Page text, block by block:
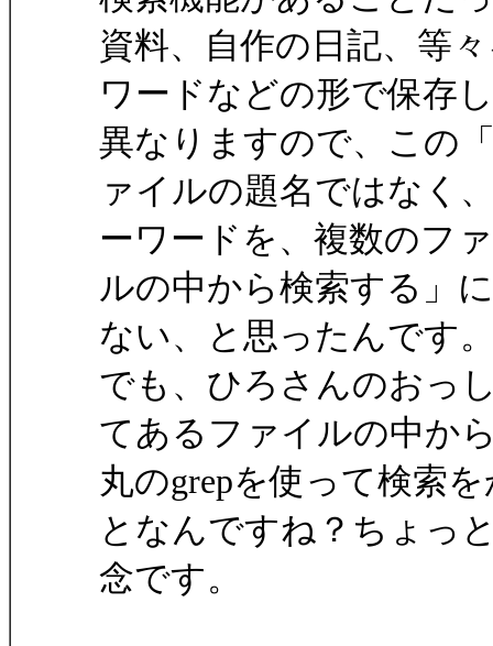
資料、自作の日記、等
ワードなどの形で保存
異なりますので、この
ァイルの題名ではなく
ーワードを、複数のフ
ルの中から検索する」
ない、と思ったんです
でも、ひろさんのおっ
てあるファイルの中か
丸のgrepを使って検索
となんですね？ちょっ
念です。